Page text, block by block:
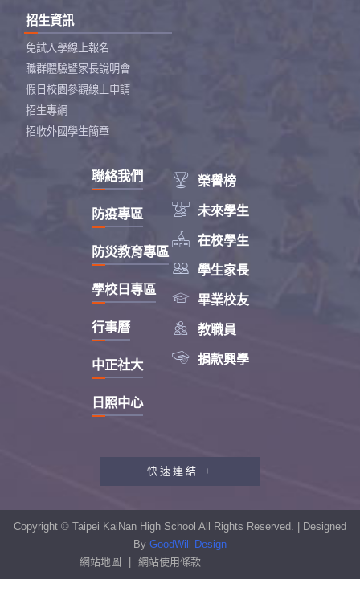
招生資訊
免試入學線上報名
職群體驗暨家長說明會
假日校園參觀線上申請
招生專網
招收外國學生簡章
 榮譽榜
 未來學生
 在校學生
 學生家長
 畢業校友
 教職員
 捐款興學
聯絡我們
防疫專區
防災教育專區
學校日專區
行事曆
中正社大
日照中心
快速連結 +
教職員工研習專區
性別平等教育專區
Copyright © Taipei KaiNan High School All Rights Reserved. | Designed
By GoodWill Design
網站地圖
網站使用條款